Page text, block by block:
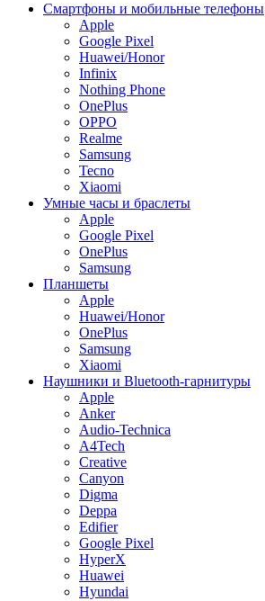
Смартфоны и мобильные телефоны
Apple
Google Pixel
Huawei/Honor
Infinix
Nothing Phone
OnePlus
OPPO
Realme
Samsung
Tecno
Xiaomi
Умные часы и браслеты
Apple
Google Pixel
OnePlus
Samsung
Планшеты
Apple
Huawei/Honor
OnePlus
Samsung
Xiaomi
Наушники и Bluetooth-гарнитуры
Apple
Anker
Audio-Technica
A4Tech
Creative
Canyon
Digma
Deppa
Edifier
Google Pixel
HyperX
Huawei
Hyundai